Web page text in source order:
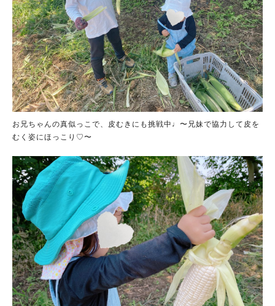
お兄ちゃんの真似っこで、皮むきにも挑戦中♩〜兄妹で協力して皮を
むく姿にほっこり♡〜